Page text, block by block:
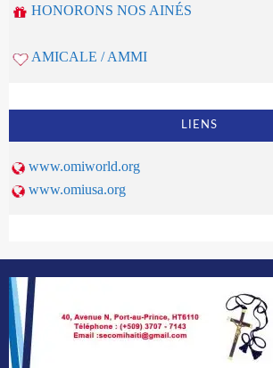
HONORONS NOS AINÉS
AMICALE / AMMI
LIENS
www.omiworld.org
www.omiusa.org